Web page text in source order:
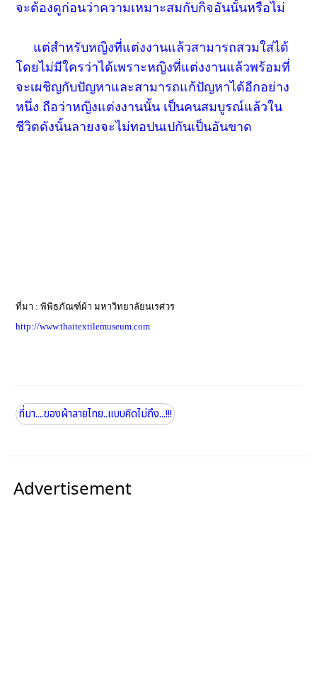
จะต้องดูก่อนว่าความเหมาะสมกับกิจอันนั้นหรือไม่
แต่สำหรับหญิงที่แต่งงานแล้วสามารถสวมใส่ได้
โดยไม่มีใครว่าได้เพราะหญิงที่แต่งงานแล้วพร้อมที่
จะเผชิญกับปัญหาและสามารถแก้ปัญหาได้อีกอย่าง
หนึ่ง ถือว่าหญิงแต่งงานนั้น เป็นคนสมบูรณ์แล้วใน
ชีวิตดังนั้นลายงจะไม่ทอปนเปกันเป็นอันขาด
ที่มา : พิพิธภัณฑ์ผ้า มหาวิทยาลัยนเรศวร
http://www.thaitextilemuseum.com
ที่มา....ของผ้าลายไทย..แบบคิดไม่ถึง...!!!
Advertisement